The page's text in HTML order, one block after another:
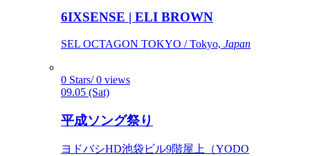
6IXSENSE | ELI BROWN
SEL OCTAGON TOKYO / Tokyo, Japan
0 Stars/ 0 views
09.05 (Sat)
平成ソング祭り
ヨドバシHD池袋ビル9階屋上（YODO